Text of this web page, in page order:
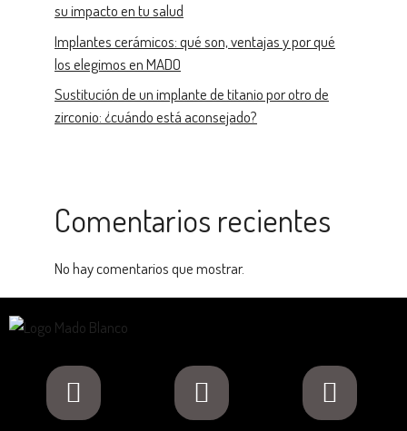
su impacto en tu salud
Implantes cerámicos: qué son, ventajas y por qué
los elegimos en MADO
Sustitución de un implante de titanio por otro de
zirconio: ¿cuándo está aconsejado?
Comentarios recientes
No hay comentarios que mostrar.